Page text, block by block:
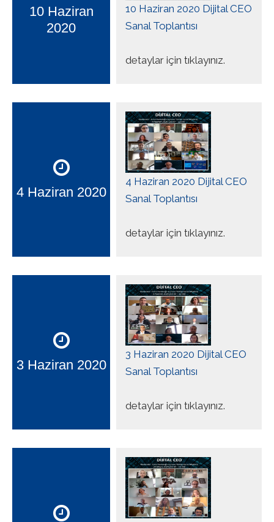
10 Haziran
2020
10 Haziran 2020 Dijital CEO
Sanal Toplantısı
detaylar için tıklayınız.
4 Haziran 2020
4 Haziran 2020 Dijital CEO
Sanal Toplantısı
detaylar için tıklayınız.
3 Haziran 2020
3 Haziran 2020 Dijital CEO
Sanal Toplantısı
detaylar için tıklayınız.